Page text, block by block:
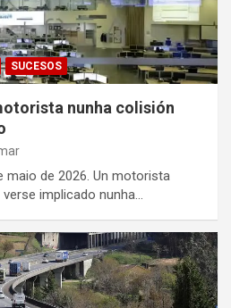
SUCESOS
nunha colisión
maio de 2026. Un motorista
implicado nunha…